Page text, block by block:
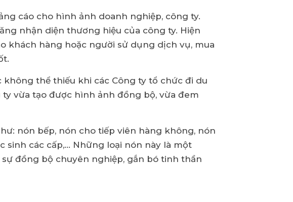
cáo cho hình ảnh doanh nghiệp, công ty.
nhận diện thương hiệu của công ty. Hiện
khách hàng hoặc người sử dụng dịch vụ, mua
thể thiếu khi các Công ty tổ chức đi du
vừa tạo được hình ảnh đồng bộ, vừa đem
nón bếp, nón cho tiếp viên hàng không, nón
sinh các cấp,... Những loại nón này là một
đồng bộ chuyên nghiệp, gắn bó tinh thần